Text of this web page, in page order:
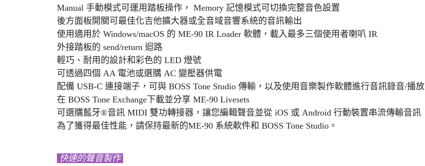
Manual 手動模式可運用踏板操作， Memory 記憶模式可切換完整音色設置
後方面板開關可最佳化吉他擴大器或全音域音響系統的音訊輸出
使用適用於 Windows/macOS 的 ME-90 IR Loader 軟體，載入最多三個使用者喇叭 IR
外接踏板的 send/return 迴路
輕巧、耐用的設計和彩色的 LED 燈號
可透過四個 AA 電池或選購 AC 變壓器供電
配備 USB-C 連接端子，可與 BOSS Tone Studio 傳輸，以及使用音樂製作軟體進行音訊錄音/播放
在 BOSS Tone Exchange下載並分享 ME-90 Livesets
可選購藍牙®音訊 MIDI 雙功轉接器，讓您編輯聲音並從 iOS 或 Android 行動裝置串流傳輸音訊
為了獲得最佳性能，請保持最新的ME-90 系統軟件和 BOSS Tone Studio。
快速的聲音製作